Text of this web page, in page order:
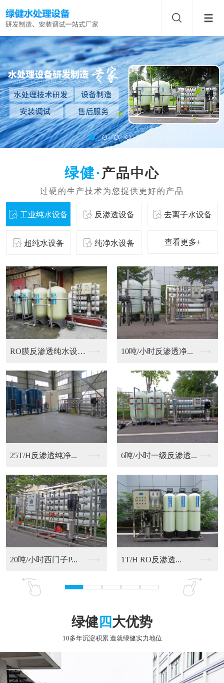
产品中心
工业纯水设备 反渗透设备 去离子水设备
超纯水设备 纯净水设备 查看更多+
二级反渗透纯化水设备... 10吨/小时反渗透净...
6吨/小时一级反渗透... 20吨/小时西门子P...
RO反渗透净化水设备 9T/H RO反渗透...
绿健 四大优势
10多年沉淀积累 造就绿健实力地位